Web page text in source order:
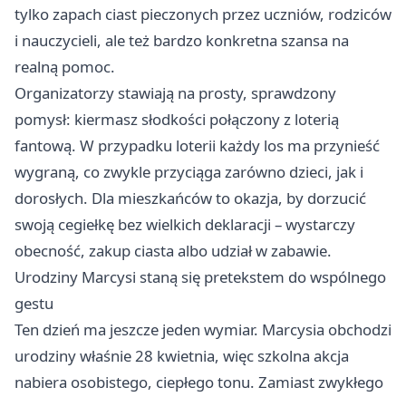
tylko zapach ciast pieczonych przez uczniów, rodziców
i nauczycieli, ale też bardzo konkretna szansa na
realną pomoc.
Organizatorzy stawiają na prosty, sprawdzony
pomysł: kiermasz słodkości połączony z loterią
fantową. W przypadku loterii każdy los ma przynieść
wygraną, co zwykle przyciąga zarówno dzieci, jak i
dorosłych. Dla mieszkańców to okazja, by dorzucić
swoją cegiełkę bez wielkich deklaracji – wystarczy
obecność, zakup ciasta albo udział w zabawie.
Urodziny Marcysi staną się pretekstem do wspólnego
gestu
Ten dzień ma jeszcze jeden wymiar. Marcysia obchodzi
urodziny właśnie 28 kwietnia, więc szkolna akcja
nabiera osobistego, ciepłego tonu. Zamiast zwykłego